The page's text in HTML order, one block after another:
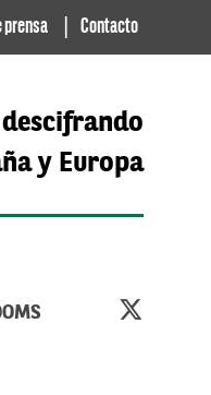
prensa Contacto
y Europa